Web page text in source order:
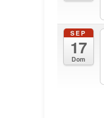
SEP
17
Dom